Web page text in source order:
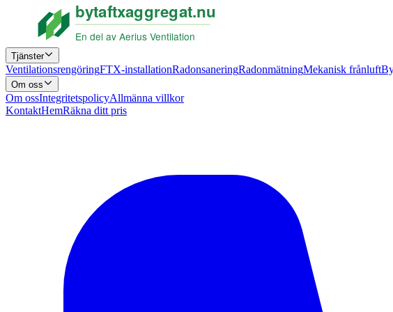
Tjänster
VentilationsrengöringFTX-installationRadonsaneringRadonmätningMekanisk frånluft
Om oss
Om ossIntegritetspolicyAllmänna villkor
KontaktHemRäkna ditt pris